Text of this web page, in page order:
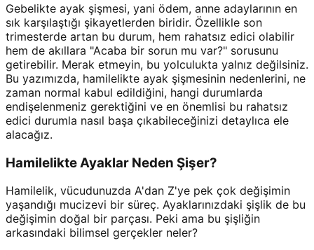
Gebelikte ayak şişmesi, yani ödem, anne adaylarının en
sık karşılaştığı şikayetlerden biridir. Özellikle son
trimesterde artan bu durum, hem rahatsız edici olabilir
hem de akıllara "Acaba bir sorun mu var?" sorusunu
getirebilir. Merak etmeyin, bu yolculukta yalnız değilsiniz.
Bu yazımızda, hamilelikte ayak şişmesinin nedenlerini, ne
zaman normal kabul edildiğini, hangi durumlarda
endişelenmeniz gerektiğini ve en önemlisi bu rahatsız
edici durumla nasıl başa çıkabileceğinizi detaylıca ele
alacağız.
Hamilelikte Ayaklar Neden Şişer?
Hamilelik, vücudunuzda A'dan Z'ye pek çok değişimin
yaşandığı mucizevi bir süreç. Ayaklarınızdaki şişlik de bu
değişimin doğal bir parçası. Peki ama bu şişliğin
arkasındaki bilimsel gerçekler neler?